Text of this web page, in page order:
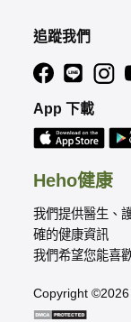
Heho健康
我們提供醫生、
確的健康資訊
我們希望您能喜
Copyright ©2026
追蹤我們
App 下載